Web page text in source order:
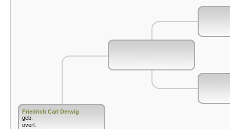
Friedrich Carl Derwig
geb.
overl.